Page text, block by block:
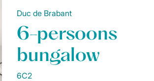
Duc de Brabant
6-persoons
bungalow
6C2